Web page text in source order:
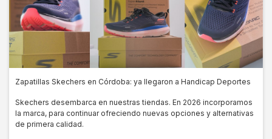
Zapatillas Skechers en Córdoba: ya llegaron a Handicap Deportes
Skechers desembarca en nuestras tiendas. En 2026 incorporamos
la marca, para continuar ofreciendo nuevas opciones y alternativas
de primera calidad.